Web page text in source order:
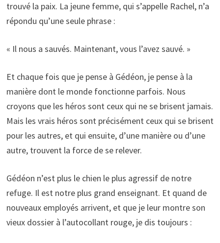
trouvé la paix. La jeune femme, qui s’appelle Rachel, n’a
répondu qu’une seule phrase :
« Il nous a sauvés. Maintenant, vous l’avez sauvé. »
Et chaque fois que je pense à Gédéon, je pense à la
manière dont le monde fonctionne parfois. Nous
croyons que les héros sont ceux qui ne se brisent jamais.
Mais les vrais héros sont précisément ceux qui se brisent
pour les autres, et qui ensuite, d’une manière ou d’une
autre, trouvent la force de se relever.
Gédéon n’est plus le chien le plus agressif de notre
refuge. Il est notre plus grand enseignant. Et quand de
nouveaux employés arrivent, et que je leur montre son
vieux dossier à l’autocollant rouge, je dis toujours :